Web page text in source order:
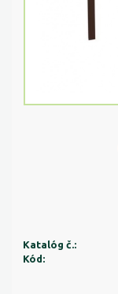
Katalóg č.:
Kód: